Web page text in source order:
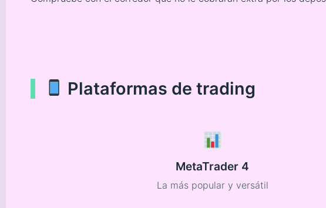
Plataformas de trading
MetaTrader 4
La más popular y versátil